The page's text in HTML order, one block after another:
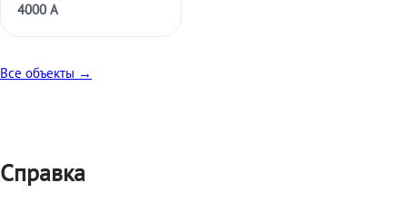
4000 А
Все объекты →
Справка